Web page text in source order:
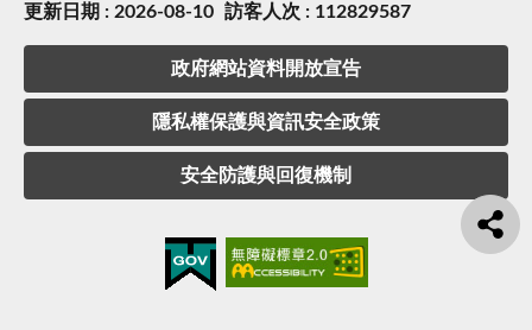
更新日期 : 2026-08-10 訪客人次 : 112829587
政府網站資料開放宣告
隱私權保護與資訊安全政策
安全防護與回復機制